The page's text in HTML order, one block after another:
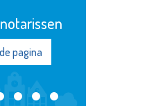
YETS Foundation
Bekijk de pagina